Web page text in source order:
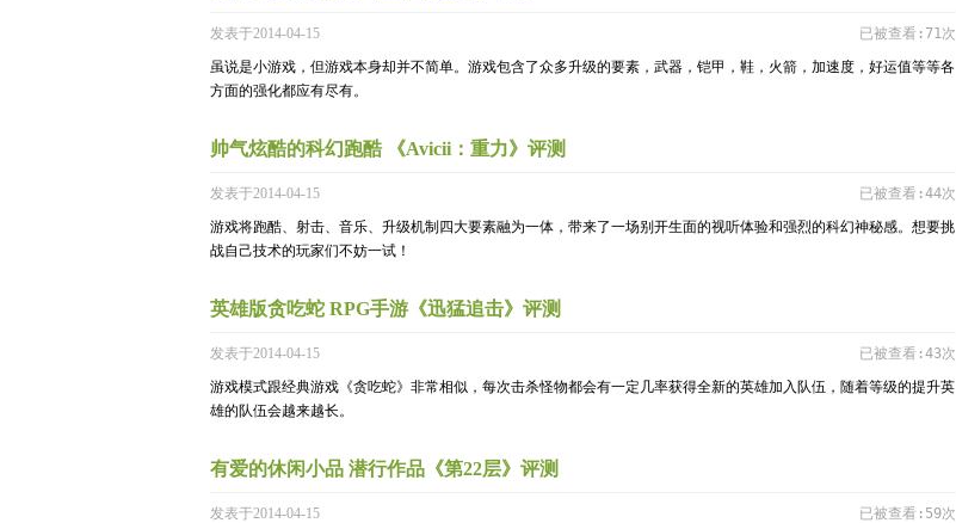
已被查看:71次
发表于2014-04-15
虽说是小游戏，但游戏本身却并不简单。游戏包含了众多升级的要素，武器，铠甲，鞋，火箭，加速度，好运值等等各
方面的强化都应有尽有。
帅气炫酷的科幻跑酷 《Avicii：重力》评测
已被查看:44次
发表于2014-04-15
游戏将跑酷、射击、音乐、升级机制四大要素融为一体，带来了一场别开生面的视听体验和强烈的科幻神秘感。想要挑
战自己技术的玩家们不妨一试！
英雄版贪吃蛇 RPG手游《迅猛追击》评测
已被查看:43次
发表于2014-04-15
游戏模式跟经典游戏《贪吃蛇》非常相似，每次击杀怪物都会有一定几率获得全新的英雄加入队伍，随着等级的提升英
雄的队伍会越来越长。
有爱的休闲小品 潜行作品《第22层》评测
已被查看:59次
发表于2014-04-15